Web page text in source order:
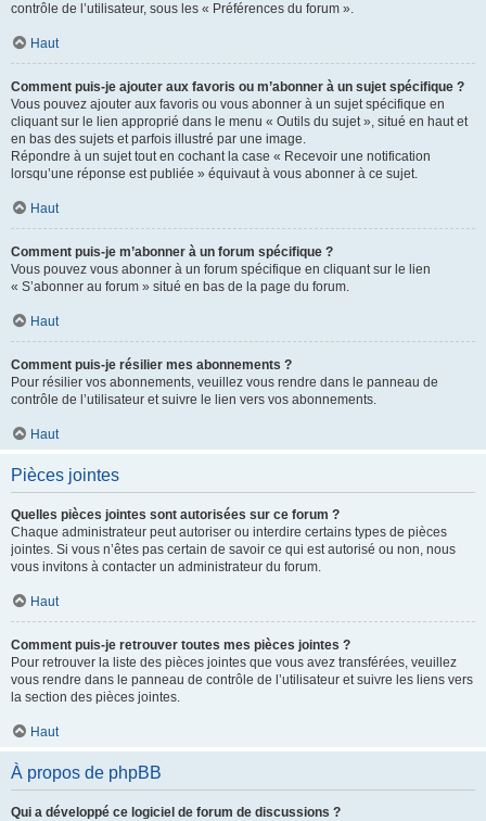
contrôle de l’utilisateur, sous les « Préférences du forum ».
Haut
Comment puis-je ajouter aux favoris ou m’abonner à un sujet spécifique ?
Vous pouvez ajouter aux favoris ou vous abonner à un sujet spécifique en
cliquant sur le lien approprié dans le menu « Outils du sujet », situé en haut et
en bas des sujets et parfois illustré par une image.
Répondre à un sujet tout en cochant la case « Recevoir une notification
lorsqu’une réponse est publiée » équivaut à vous abonner à ce sujet.
Haut
Comment puis-je m’abonner à un forum spécifique ?
Vous pouvez vous abonner à un forum spécifique en cliquant sur le lien
« S’abonner au forum » situé en bas de la page du forum.
Haut
Comment puis-je résilier mes abonnements ?
Pour résilier vos abonnements, veuillez vous rendre dans le panneau de
contrôle de l’utilisateur et suivre le lien vers vos abonnements.
Haut
Pièces jointes
Quelles pièces jointes sont autorisées sur ce forum ?
Chaque administrateur peut autoriser ou interdire certains types de pièces
jointes. Si vous n’êtes pas certain de savoir ce qui est autorisé ou non, nous
vous invitons à contacter un administrateur du forum.
Haut
Comment puis-je retrouver toutes mes pièces jointes ?
Pour retrouver la liste des pièces jointes que vous avez transférées, veuillez
vous rendre dans le panneau de contrôle de l’utilisateur et suivre les liens vers
la section des pièces jointes.
Haut
À propos de phpBB
Qui a développé ce logiciel de forum de discussions ?